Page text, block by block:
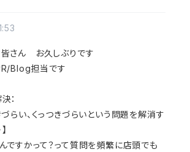
さん お久しぶりです
Blog担当です
：
づらい、くっつきづらいという問題を解消す
ですかって？って質問を頻繁に店頭でも